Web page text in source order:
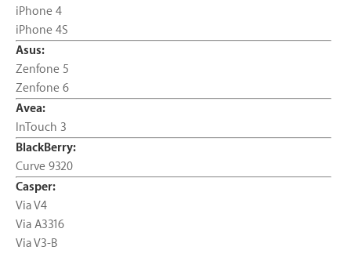
iPhone 4
iPhone 4S
Asus:
Zenfone 5
Zenfone 6
Avea:
InTouch 3
BlackBerry:
Curve 9320
Casper:
Via V4
Via A3316
Via V3-B